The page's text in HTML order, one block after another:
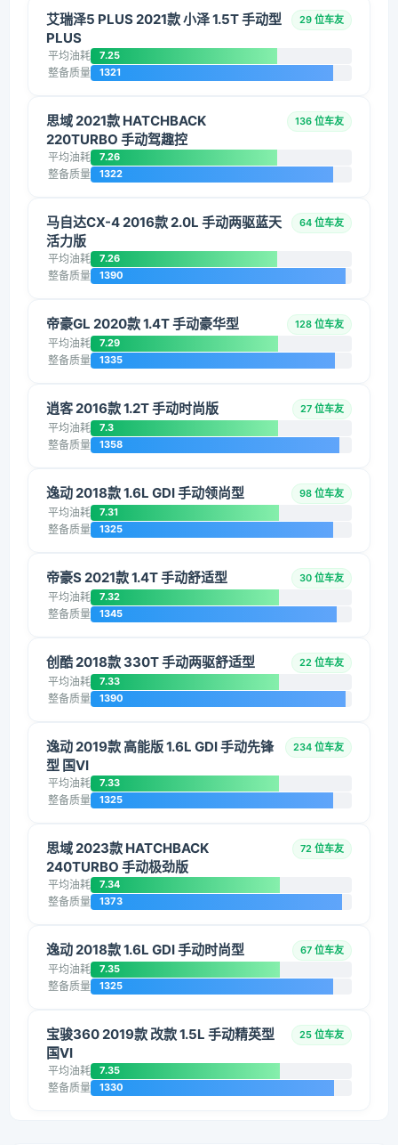
艾瑞泽5 PLUS 2021款 小泽 1.5T 手动型
PLUS
29 位车友
平均油耗 7.25
整备质量 1321
思域 2021款 HATCHBACK
220TURBO 手动驾趣控
136 位车友
平均油耗 7.26
整备质量 1322
马自达CX-4 2016款 2.0L 手动两驱蓝天
活力版
64 位车友
平均油耗 7.26
整备质量 1390
帝豪GL 2020款 1.4T 手动豪华型 128 位车友
平均油耗 7.29
整备质量 1335
逍客 2016款 1.2T 手动时尚版 27 位车友
平均油耗 7.3
整备质量 1358
逸动 2018款 1.6L GDI 手动领尚型 98 位车友
平均油耗 7.31
整备质量 1325
帝豪S 2021款 1.4T 手动舒适型 30 位车友
平均油耗 7.32
整备质量 1345
创酷 2018款 330T 手动两驱舒适型 22 位车友
平均油耗 7.33
整备质量 1390
逸动 2019款 高能版 1.6L GDI 手动先锋
型 国VI
234 位车友
平均油耗 7.33
整备质量 1325
思域 2023款 HATCHBACK
240TURBO 手动极劲版
72 位车友
平均油耗 7.34
整备质量 1373
逸动 2018款 1.6L GDI 手动时尚型 67 位车友
平均油耗 7.35
整备质量 1325
宝骏360 2019款 改款 1.5L 手动精英型
国VI
25 位车友
平均油耗 7.35
整备质量 1330